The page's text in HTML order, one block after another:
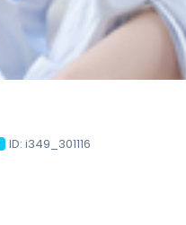
ID: i349_301116